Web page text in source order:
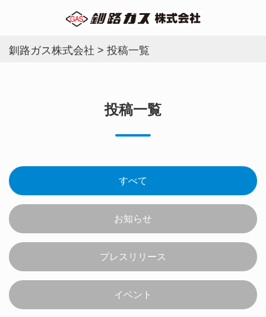
釧路ガス株式会社 > 投稿一覧
投稿一覧
すべて
お知らせ
プレスリリース
イベント